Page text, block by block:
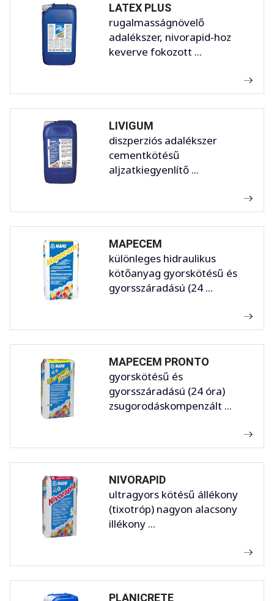
LATEX PLUS
rugalmasságnövelő
adalékszer, nivorapid-hoz
keverve fokozott ...
LIVIGUM
diszperziós adalékszer
cementkötésű
aljzatkiegyenlítő ...
MAPECEM
különleges hidraulikus
kötőanyag gyorskötésű és
gyorsszáradású (24 ...
MAPECEM PRONTO
gyorskötésű és
gyorsszáradású (24 óra)
zsugorodáskompenzált ...
NIVORAPID
ultragyors kötésű állékony
(tixotróp) nagyon alacsony
illékony ...
PLANICRETE